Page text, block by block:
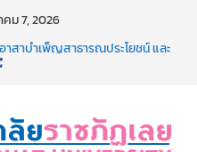
ม 7, 2026
สาบำเพ็ญสาธารณประโยชน์ และ
ร เปิดบ้าน LRU ครั้งที่ 4 เปิดให้